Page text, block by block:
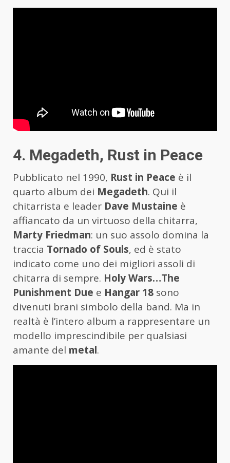
4. Megadeth, Rust in Peace
Pubblicato nel 1990, Rust in Peace è il
quarto album dei Megadeth. Qui il
chitarrista e leader Dave Mustaine è
affiancato da un virtuoso della chitarra,
Marty Friedman: un suo assolo domina la
traccia Tornado of Souls, ed è stato
indicato come uno dei migliori assoli di
chitarra di sempre. Holy Wars…The
Punishment Due e Hangar 18 sono
divenuti brani simbolo della band. Ma in
realtà è l’intero album a rappresentare un
modello imprescindibile per qualsiasi
amante del metal.